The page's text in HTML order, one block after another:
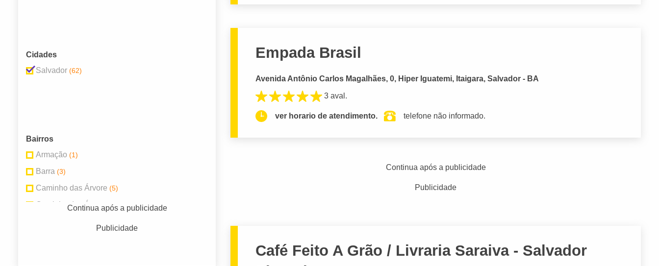
Cidades
Salvador (62)
Bairros
Armação (1)
Barra (3)
Caminho das Árvore (5)
Caminho das Árvores(5)
Continua após a publicidade
Publicidade
Empada Brasil
Avenida Antônio Carlos Magalhães, 0, Hiper Iguatemi, Itaigara, Salvador - BA
3 aval.
ver horario de atendimento. telefone não informado.
Continua após a publicidade
Publicidade
Café Feito A Grão / Livraria Saraiva - Salvador